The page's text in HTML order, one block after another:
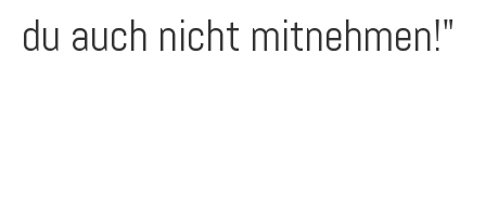
du auch nicht mitnehmen!"